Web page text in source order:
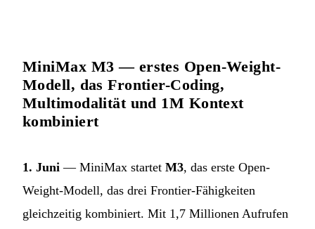
MiniMax M3 — erstes Open-Weight-
Modell, das Frontier-Coding,
Multimodalität und 1M Kontext
kombiniert
1. Juni — MiniMax startet M3, das erste Open-
Weight-Modell, das drei Frontier-Fähigkeiten
gleichzeitig kombiniert. Mit 1,7 Millionen Aufrufen